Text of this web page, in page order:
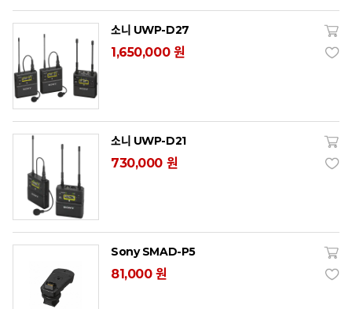
소니 UWP-D27
1,650,000 원
소니 UWP-D21
730,000 원
Sony SMAD-P5
81,000 원